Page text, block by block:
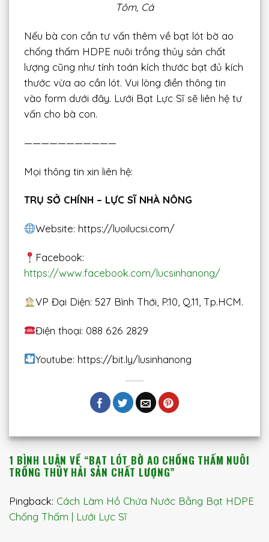
Tôm, Cá
Nếu bà con cần tư vấn thêm về bạt lót bờ ao
chống thấm HDPE nuôi trồng thủy sản chất
lượng cũng như tính toán kích thước bạt đủ kích
thước vừa ao cần lót. Vui lòng điền thông tin
vào form dưới đây. Lưới Bạt Lực Sĩ sẽ liên hệ tư
vấn cho bà con.
———————————
Mọi thông tin xin liên hệ:
TRỤ SỞ CHÍNH – LỰC SĨ NHÀ NÔNG
Website: https://luoilucsi.com/
Facebook:
https://www.facebook.com/lucsinhanong/
VP Đại Diện: 527 Bình Thới, P.10, Q.11, Tp.HCM.
Điện thoại: 088 626 2829
Youtube: https://bit.ly/lusinhanong
1 BÌNH LUẬN VỀ “BẠT LÓT BỜ AO CHỐNG THẤM NUÔI
TRỒNG THỦY HẢI SẢN CHẤT LƯỢNG”
Pingback: Cách Làm Hồ Chứa Nước Bằng Bạt HDPE
Chống Thấm | Lưới Lực Sĩ